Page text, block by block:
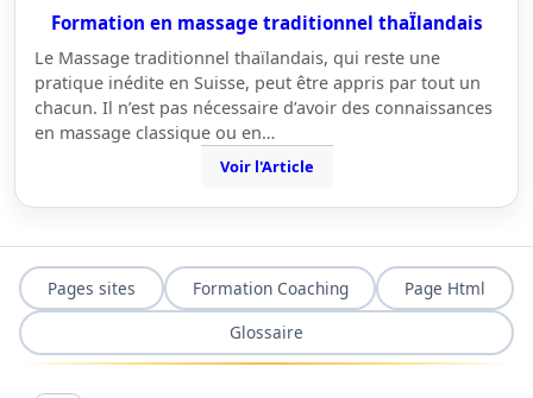
Formation en massage traditionnel thaÏlandais
Le Massage traditionnel thaïlandais, qui reste une
pratique inédite en Suisse, peut être appris par tout un
chacun. Il n’est pas nécessaire d’avoir des connaissances
en massage classique ou en…
Voir l'Article
Pages sites Formation Coaching
Page Html
Glossaire